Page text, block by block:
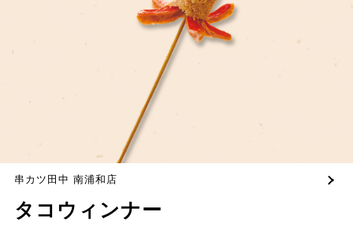
串カツ田中 南浦和店
タコウィンナー